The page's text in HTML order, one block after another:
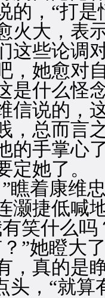
的，“打
火大，表
些论调对
，她愈对
什么怪念
信说的，
总而言之
的手掌心
定她了。
着康维忠
灏捷低喊
笑什么吗
她瞪大了
，真的是
，“就算